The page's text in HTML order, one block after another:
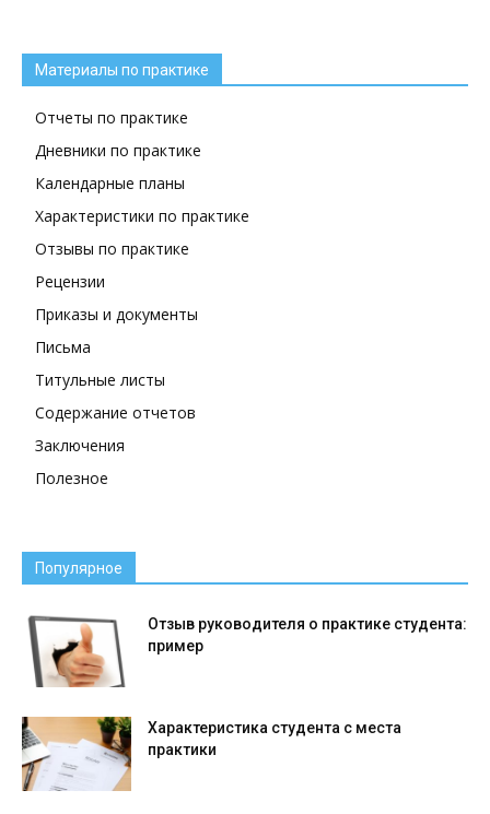
Материалы по практике
Отчеты по практике
Дневники по практике
Календарные планы
Характеристики по практике
Отзывы по практике
Рецензии
Приказы и документы
Письма
Титульные листы
Содержание отчетов
Заключения
Полезное
Популярное
Отзыв руководителя о практике студента:
пример
Характеристика студента с места
практики